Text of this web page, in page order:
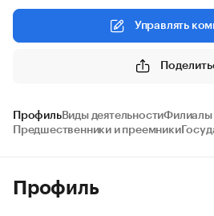
Управлять
ПрофильВиды деятельностиФилиалы
Предшественники и преемники
Профиль